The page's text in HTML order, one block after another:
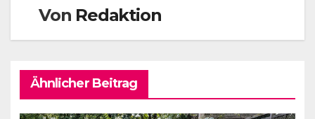
Von Redaktion
Ähnlicher Beitrag